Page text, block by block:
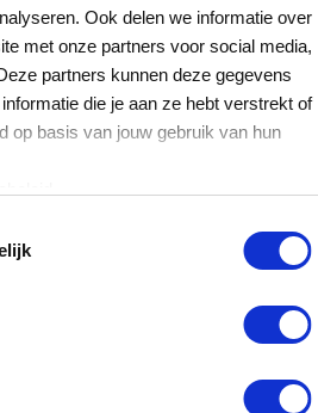
Ook delen we informatie over
met onze partners voor social media,
partners kunnen deze gegevens
die je aan ze hebt verstrekt of
op basis van jouw gebruik van hun
in delen besteden?
van je VVV
saldo geldig?
op de VVV cadeaukaart